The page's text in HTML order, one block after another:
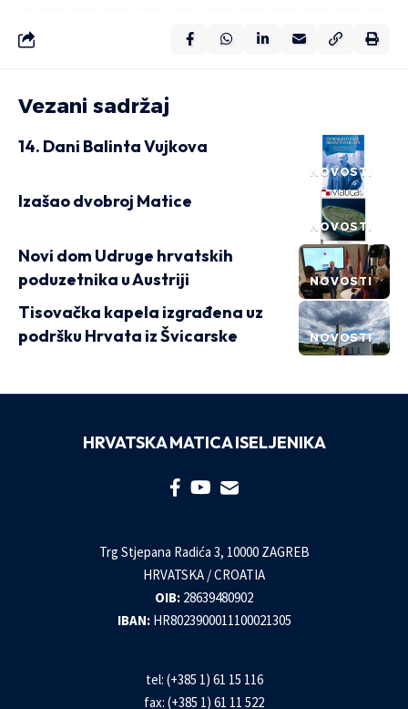
Vezani sadržaj
NOVOSTI
14. Dani Balinta Vujkova
NOVOSTI
Izašao dvobroj Matice
NOVOSTI
Novi dom Udruge hrvatskih
poduzetnika u Austriji
NOVOSTI
Tisovačka kapela izgrađena uz
podršku Hrvata iz Švicarske
HRVATSKA MATICA ISELJENIKA
Trg Stjepana Radića 3, 10000 ZAGREB
HRVATSKA / CROATIA
OIB: 28639480902
IBAN: HR8023900011100021305
tel: (+385 1) 61 15 116
fax: (+385 1) 61 11 522